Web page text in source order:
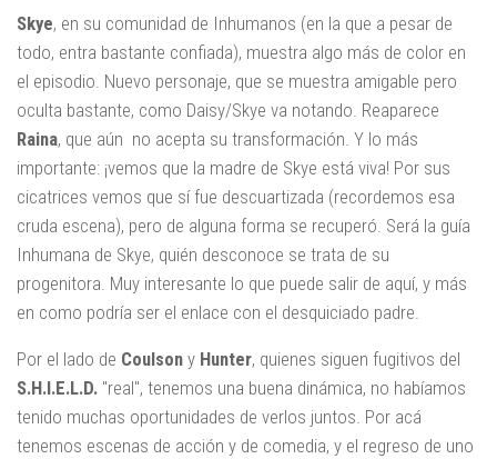
Skye, en su comunidad de Inhumanos (en la que a pesar de
todo, entra bastante confiada), muestra algo más de color en
el episodio. Nuevo personaje, que se muestra amigable pero
oculta bastante, como Daisy/Skye va notando. Reaparece
Raina, que aún no acepta su transformación. Y lo más
importante: ¡vemos que la madre de Skye está viva! Por sus
cicatrices vemos que sí fue descuartizada (recordemos esa
cruda escena), pero de alguna forma se recuperó. Será la guía
Inhumana de Skye, quién desconoce se trata de su
progenitora. Muy interesante lo que puede salir de aquí, y más
en como podría ser el enlace con el desquiciado padre.
Por el lado de Coulson y Hunter, quienes siguen fugitivos del
S.H.I.E.L.D. "real", tenemos una buena dinámica, no habíamos
tenido muchas oportunidades de verlos juntos. Por acá
tenemos escenas de acción y de comedia, y el regreso de uno